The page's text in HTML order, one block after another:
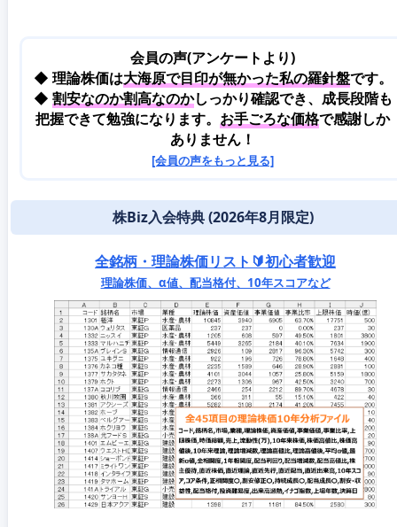
会員の声(アンケートより)
◆ 理論株価は大海原で目印が無かった私の羅針盤です。
◆ 割安なのか割高なのかしっかり確認でき、成長段階も
把握できて勉強になります。 お手ごろな価格で感謝しか
ありません！
[会員の声をもっと見る]
株Biz入会特典 (2026年8月限定)
全銘柄・理論株価リスト🔰初心者歓迎
理論株価、α値、配当格付、10年スコアなど